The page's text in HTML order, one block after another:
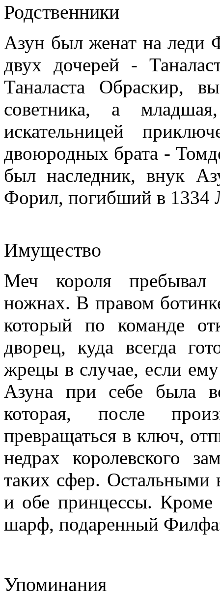
Родственники
Азун был женат на леди
двух дочерей -
Таналаста Обраскир,
советника, а
искательницей
двоюродных брата -
был наследник, внук
Форил, погибший в
Имущество
Меч короля пребывал
ножнах. В правом
который по команде
дворец, куда всегда
жрецы в случае, если
Азуна при себе была
которая, после
превращаться в ключ,
недрах королевского
таких сфер. Остальными
и обе принцессы. Кроме
шарф, подаренный
Упоминания